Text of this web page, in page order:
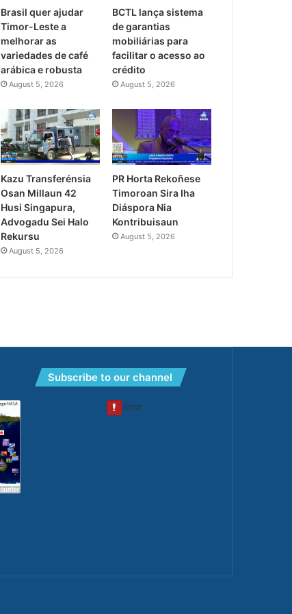
Brasil quer ajudar
Timor-Leste a
melhorar as
variedades de café
arábica e robusta
August 5, 2026
BCTL lança sistema
de garantias
mobiliárias para
facilitar o acesso ao
crédito
August 5, 2026
Kazu Transferénsia
Osan Millaun 42
Husi Singapura,
Advogadu Sei Halo
Rekursu
August 5, 2026
PR Horta Rekoñese
Timoroan Sira Iha
Diáspora Nia
Kontribuisaun
August 5, 2026
Subscribe to our channel